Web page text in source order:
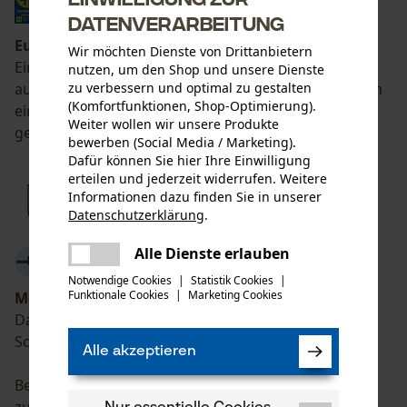
Euro Test
Eine zertifizierte Stelle überprüft regelmäßig
ausgewählte Produkte, die das CE-Zeichen tragen um
eine gleichbleibende Produktsicherheit zu
gewährleisten.
Motorsägen-Piktogramm
Das Piktogramm muss sichtbar außen auf
Schnittschutzhosen und -stiefeln angebracht sein.
Bedeutung: das Produkt ist für Motorsägenarbeiten
Datenverarbeitung
Wir möchten Dienste von Drittanbietern
nutzen, um den Shop und unsere Dienste
zu verbessern und optimal zu gestalten
(Komfortfunktionen, Shop-Optimierung).
Weiter wollen wir unsere Produkte
bewerben (Social Media / Marketing).
Dafür können Sie hier Ihre Einwilligung
erteilen und jederzeit widerrufen. Weitere
Informationen dazu finden Sie in unserer
Datenschutzerklärung.
Alle Dienste erlauben
Notwendige Cookies | Statistik Cookies |
Funktionale Cookies | Marketing Cookies
Alle akzeptieren
Es ist ein Fehler aufgetreten. Bitte
versuchen Sie es erneut.
mail